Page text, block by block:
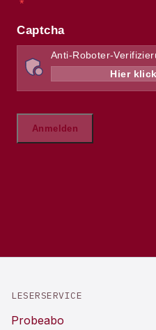
LESERSERVICE
Probeabo